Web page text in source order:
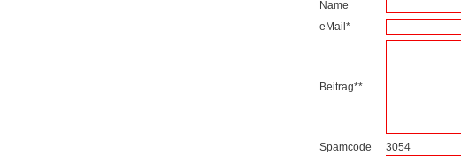
Name
eMail*
Beitrag**
Spamcode
3054